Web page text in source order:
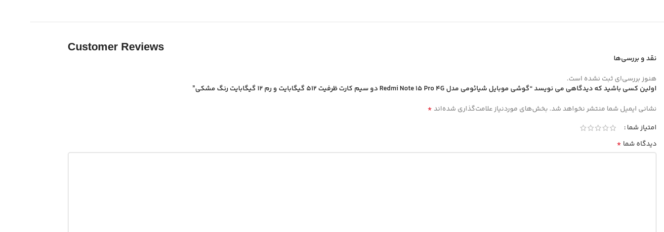
Customer Reviews
نقد و بررسی‌ها
هنوز بررسی‌ای ثبت نشده است.
اولین کسی باشید که دیدگاهی می نویسد “گوشی موبایل شیائومی مدل Redmi Note 15 Pro 4G دو سیم کارت ظرفیت 512 گیگابایت و رم 12 گیگابایت رنگ مشکی”
نشانی ایمیل شما منتشر نخواهد شد. بخش‌های موردنیاز علامت‌گذاری شده‌اند*
امتیاز شما
دیدگاه شما *